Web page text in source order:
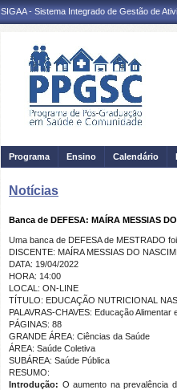
SIGAA - Sistema Integrado de Gestão de
Programa Ensino Calendário
Notícias
Banca de DEFESA: MAÍRA MESSIAS
Uma banca de DEFESA de MESTRADO
DISCENTE: MAÍRA MESSIAS DO
DATA: 19/04/2022
HORA: 14:00
LOCAL: ON-LINE
TÍTULO: EDUCAÇÃO NUTRICIONAL
PALAVRAS-CHAVES: Educação
PÁGINAS: 88
GRANDE ÁREA: Ciências da Saúde
ÁREA: Saúde Coletiva
SUBÁREA: Saúde Pública
RESUMO:
Introdução: O aumento na prevalência